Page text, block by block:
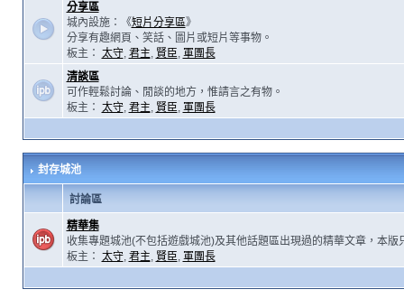
分享區
城內設施：《短片分享區》
分享有趣網頁、笑話、圖片或短片等事物。
板主： 太守, 君主, 賢臣, 軍團長
清談區
可作輕鬆討論、閒談的地方，惟請言之有物。
板主： 太守, 君主, 賢臣, 軍團長
封存城池
討論區
精華集
收集專題城池(不包括遊戲城池)及其他話題區出現過的精華文章，本版
板主： 太守, 君主, 賢臣, 軍團長